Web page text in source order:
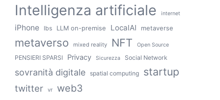
Intelligenza artificiale internet
iPhone lbs LLM on-premise LocalAI metaverse
metaverso mixed reality NFT Open Source
PENSIERI SPARSI Privacy Sicurezza Social Network
sovranità digitale spatial computing startup
twitter vr web3